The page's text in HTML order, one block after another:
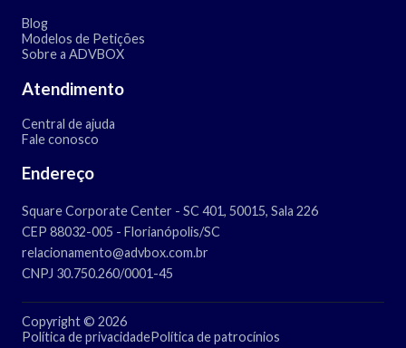
Blog
Modelos de Petições
Sobre a ADVBOX
Atendimento
Central de ajuda
Fale conosco
Endereço
Square Corporate Center - SC 401, 50015, Sala 226
CEP 88032-005 - Florianópolis/SC
relacionamento@advbox.com.br
CNPJ 30.750.260/0001-45
Copyright © 2026
Política de privacidadePolítica de patrocínios